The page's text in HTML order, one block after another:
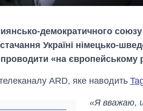
демократичного
Україні німецько-
«на європейському
ARD, яке наводить
«Я вважаю,